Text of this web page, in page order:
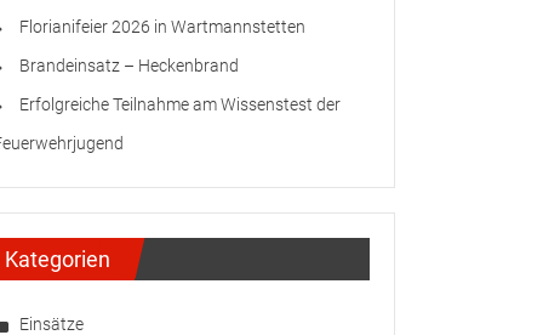
Florianifeier 2026 in Wartmannstetten
Brandeinsatz – Heckenbrand
Erfolgreiche Teilnahme am Wissenstest der
Kategorien
Einsätze